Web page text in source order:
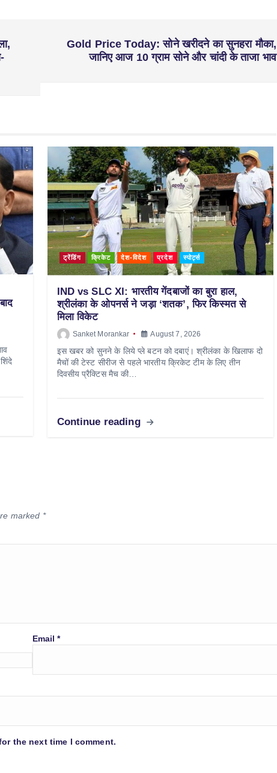
Gold Price Today: सोने खरीदने का सुनहरा मौका,
जानिए आज 10 ग्राम सोने और चांदी के ताजा भाव
ट्रेंडिंग क्रिकेट देश-विदेश प्रदेश स्पोर्ट्स
IND vs SLC XI: भारतीय गेंदबाजों का बुरा हाल,
श्रीलंका के ओपनर्स ने जड़ा ‘शतक’, फिर किस्मत से
मिला विकेट
Sanket Morankar August 7, 2026
इस खबर को सुनने के लिये प्ले बटन को दबाएं। श्रीलंका के खिलाफ दो
मैचों की टेस्ट सीरीज से पहले भारतीय क्रिकेट टीम के लिए तीन
दिवसीय प्रैक्टिस मैच की…
Continue reading
marked *
Email*
the next time I comment.